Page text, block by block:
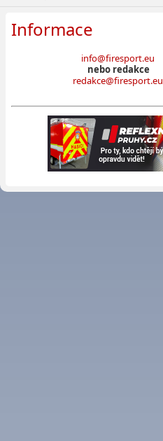
Informace
info@firesport.eu
nebo redakce
redakce@firesport.eu